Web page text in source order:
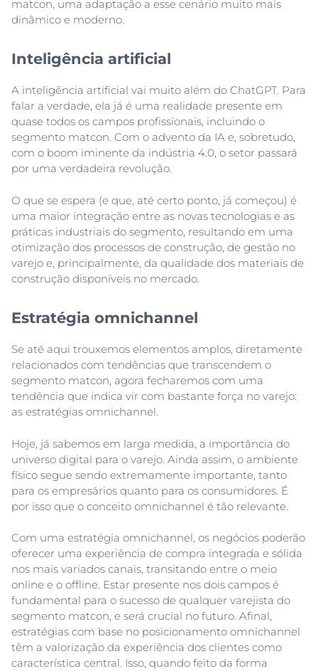
matcon, uma adaptação a esse cenário muito mais
dinâmico e moderno.
Inteligência artificial
A inteligência artificial vai muito além do ChatGPT. Para
falar a verdade, ela já é uma realidade presente em
quase todos os campos profissionais, incluindo o
segmento matcon. Com o advento da IA e, sobretudo,
com o boom iminente da indústria 4.0, o setor passará
por uma verdadeira revolução.
O que se espera (e que, até certo ponto, já começou) é
uma maior integração entre as novas tecnologias e as
práticas industriais do segmento, resultando em uma
otimização dos processos de construção, de gestão no
varejo e, principalmente, da qualidade dos materiais de
construção disponíveis no mercado.
Estratégia omnichannel
Se até aqui trouxemos elementos amplos, diretamente
relacionados com tendências que transcendem o
segmento matcon, agora fecharemos com uma
tendência que indica vir com bastante força no varejo:
as estratégias omnichannel.
Hoje, já sabemos em larga medida, a importância do
universo digital para o varejo. Ainda assim, o ambiente
físico segue sendo extremamente importante, tanto
para os empresários quanto para os consumidores. É
por isso que o conceito omnichannel é tão relevante.
Com uma estratégia omnichannel, os negócios poderão
oferecer uma experiência de compra integrada e sólida
nos mais variados canais, transitando entre o meio
online e o offline. Estar presente nos dois campos é
fundamental para o sucesso de qualquer varejista do
segmento matcon, e será crucial no futuro. Afinal,
estratégias com base no posicionamento omnichannel
têm a valorização da experiência dos clientes como
característica central. Isso, quando feito da forma